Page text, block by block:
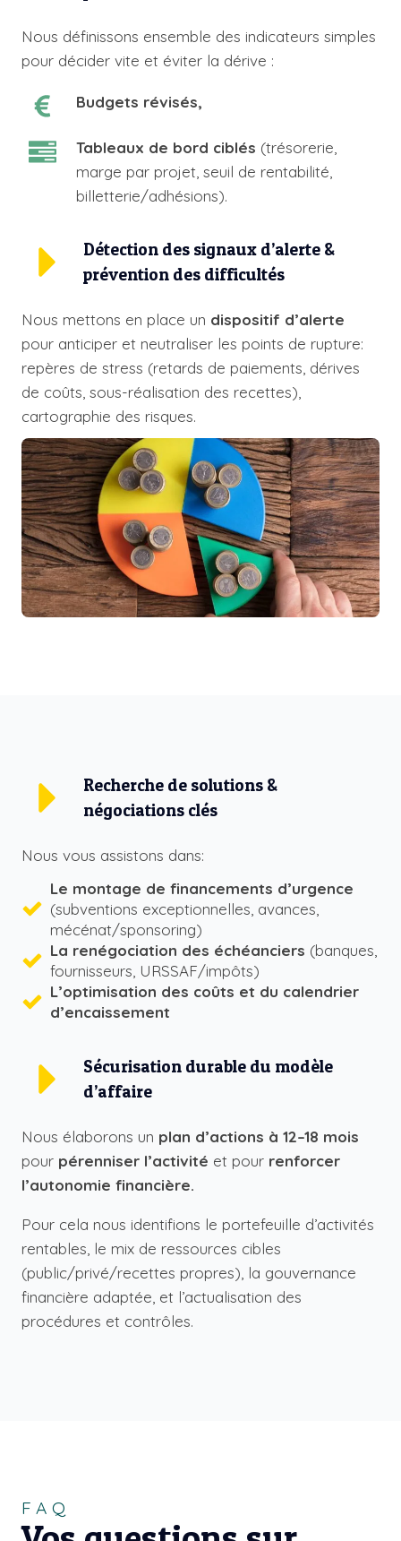
Nous définissons ensemble des indicateurs simples
pour décider vite et éviter la dérive :
Budgets révisés,
Tableaux de bord ciblés (trésorerie,
marge par projet, seuil de rentabilité,
billetterie/adhésions).
Détection des signaux d’alerte &
prévention des difficultés
Nous mettons en place un dispositif d’alerte
pour anticiper et neutraliser les points de rupture:
repères de stress (retards de paiements, dérives
de coûts, sous-réalisation des recettes),
cartographie des risques.
Recherche de solutions &
négociations clés
Nous vous assistons dans:
Le montage de financements d’urgence
(subventions exceptionnelles, avances,
mécénat/sponsoring)
La renégociation des échéanciers (banques,
fournisseurs, URSSAF/impôts)
L’optimisation des coûts et du calendrier
d’encaissement
Sécurisation durable du modèle
d’affaire
Nous élaborons un plan d’actions à 12–18 mois
pour pérenniser l’activité et pour renforcer
l’autonomie financière.
Pour cela nous identifions le portefeuille d’activités
rentables, le mix de ressources cibles
(public/privé/recettes propres), la gouvernance
financière adaptée, et l’actualisation des
procédures et contrôles.
FAQ